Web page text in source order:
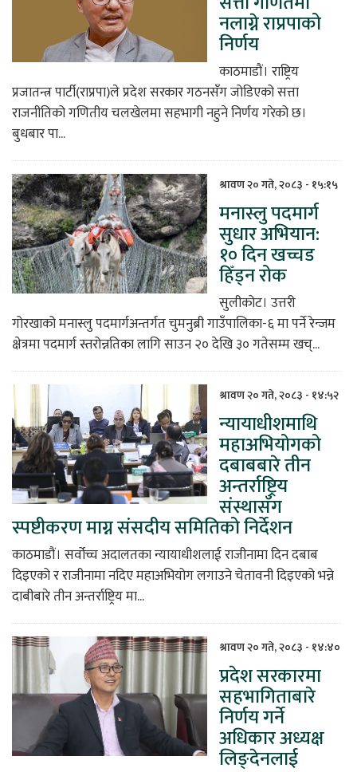
नलाग्ने राप्रपाको
निर्णय
काठमाडौं। राष्ट्रिय
प्रजातन्त्र पार्टी(राप्रपा)ले प्रदेश सरकार गठनसँग जोडिएको सत्ता
राजनीतिको गणितीय चलखेलमा सहभागी नहुने निर्णय गरेको छ।
बुधबार पा...
श्रावण २० गते, २०८३ - १५:१५
मनास्लु पदमार्ग
सुधार अभियान:
१० दिन खच्चड
हिँड्न रोक
सुलीकोट। उत्तरी
गोरखाको मनास्लु पदमार्गअन्तर्गत चुमनुब्री गाउँपालिका-६ मा पर्ने रेन्जम
क्षेत्रमा पदमार्ग स्तरोन्नतिका लागि साउन २० देखि ३० गतेसम्म खच्...
श्रावण २० गते, २०८३ - १४:५२
न्यायाधीशमाथि
महाअभियोगको
दबाबबारे तीन
अन्तर्राष्ट्रिय
संस्थासँग
स्पष्टीकरण माग्न संसदीय समितिको निर्देशन
काठमाडौं। सर्वोच्च अदालतका न्यायाधीशलाई राजीनामा दिन दबाब
दिइएको र राजीनामा नदिए महाअभियोग लगाउने चेतावनी दिइएको भन्ने
दाबीबारे तीन अन्तर्राष्ट्रिय मा...
श्रावण २० गते, २०८३ - १४:४०
प्रदेश सरकारमा
सहभागिताबारे
निर्णय गर्ने
अधिकार अध्यक्ष
लिङ्देनलाई